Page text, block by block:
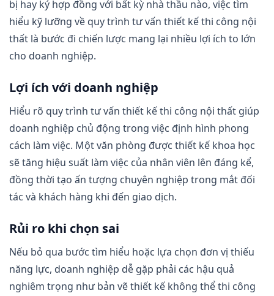
bị hay ký hợp đồng với bất kỳ nhà thầu nào, việc tìm
hiểu kỹ lưỡng về quy trình tư vấn thiết kế thi công nội
thất là bước đi chiến lược mang lại nhiều lợi ích to lớn
cho doanh nghiệp.
Lợi ích với doanh nghiệp
Hiểu rõ quy trình tư vấn thiết kế thi công nội thất giúp
doanh nghiệp chủ động trong việc định hình phong
cách làm việc. Một văn phòng được thiết kế khoa học
sẽ tăng hiệu suất làm việc của nhân viên lên đáng kể,
đồng thời tạo ấn tượng chuyên nghiệp trong mắt đối
tác và khách hàng khi đến giao dịch.
Rủi ro khi chọn sai
Nếu bỏ qua bước tìm hiểu hoặc lựa chọn đơn vị thiếu
năng lực, doanh nghiệp dễ gặp phải các hậu quả
nghiêm trọng như bản vẽ thiết kế không thể thi công